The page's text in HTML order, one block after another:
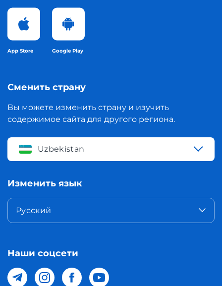
App Store Google Play
Сменить страну
Вы можете изменить страну и изучить
содержимое сайта для другого региона.
Uzbekistan
Изменить язык
Русский
Наши соцсети